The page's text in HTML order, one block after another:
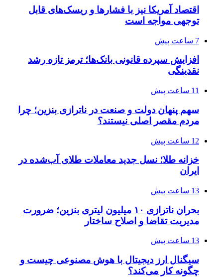
اقتصاد آمریکا نیز با فشارها و ریسک‌های قابل
توجهی مواجه است
7 ساعت پیش
افزایش سپرده قانونی بانک‌ها؛ ترمز تازه رشد
نقدینگی
11 ساعت پیش
سهم پنهان دولت و صنعت در ناترازی بنزین؛ چرا
مردم مقصر اصلی نیستند؟
12 ساعت پیش
خزانه طلا؛ نسل جدید معاملات طلای آب‌شده در
ایران
13 ساعت پیش
بحران ناترازی ۱۰ میلیون لیتری بنزین؛ ضرورت
مدیریت تقاضا و اصلاح ساختار
13 ساعت پیش
سیگنال ارز دیجیتال با هوش مصنوعی چیست و
چگونه کار می‌کند؟